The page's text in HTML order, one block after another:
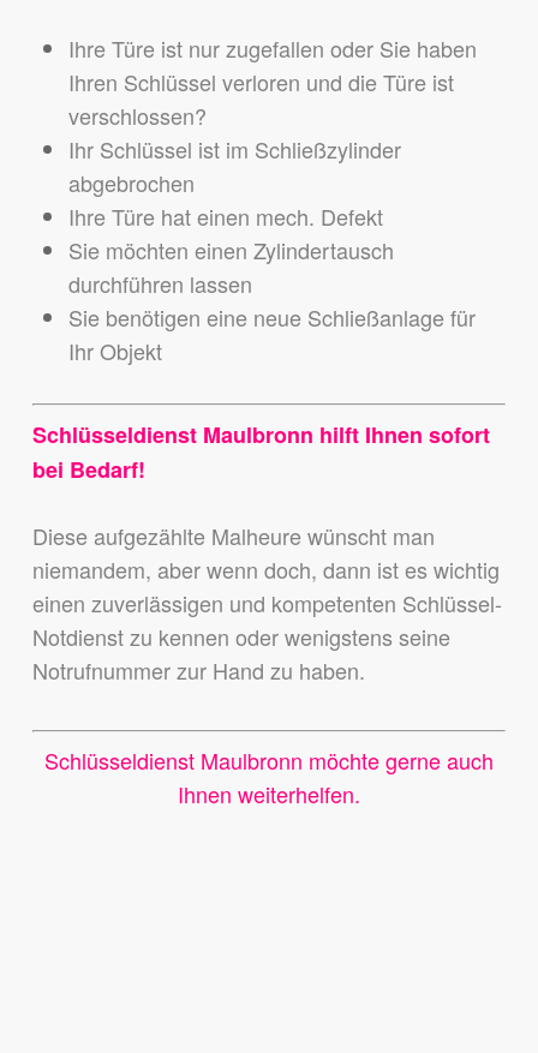
Ihre Türe ist nur zugefallen oder Sie haben
Ihren Schlüssel verloren und die Türe ist
verschlossen?
Ihr Schlüssel ist im Schließzylinder
abgebrochen
Ihre Türe hat einen mech. Defekt
Sie möchten einen Zylindertausch
durchführen lassen
Sie benötigen eine neue Schließanlage für
Ihr Objekt
Schlüsseldienst Maulbronn hilft Ihnen sofort
bei Bedarf!
Diese aufgezählte Malheure wünscht man
niemandem, aber wenn doch, dann ist es wichtig
einen zuverlässigen und kompetenten Schlüssel-
Notdienst zu kennen oder wenigstens seine
Notrufnummer zur Hand zu haben.
Schlüsseldienst Maulbronn möchte gerne auch
Ihnen weiterhelfen.